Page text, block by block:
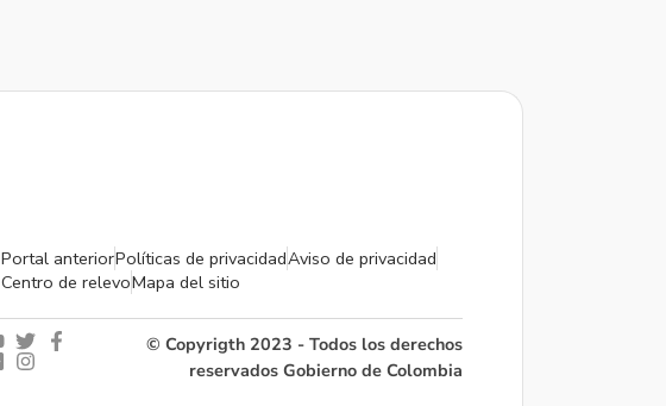
Portal anteriorPolíticas de privacidadAviso de privacidad
Centro de relevoMapa del sitio
© Copyrigth 2023 - Todos los derechos
reservados Gobierno de Colombia